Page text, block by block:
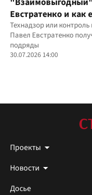
Евстратенко и как
бюджетным
Технадзор или
Павел Евстратенко
подряды
30.07.2026 14:00
Проекты
Новости
Досье